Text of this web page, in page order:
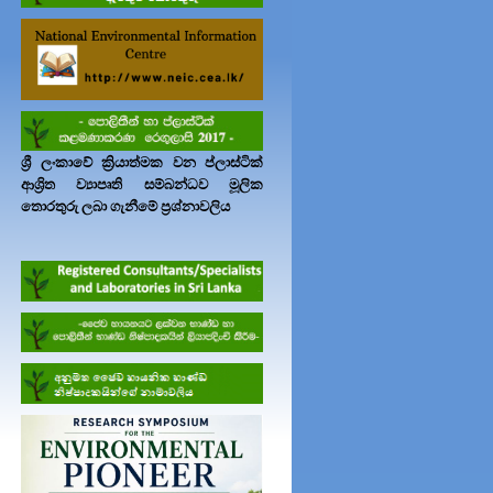
ශ්‍රී ලංකාවේ ක්‍රියාත්මක වන ප්ලාස්ටික්
ආශ්‍රිත ව්‍යාපෘති සම්බන්ධව මූලික
තොරතුරු ලබා ගැනීමේ ප්‍රශ්නාවලිය